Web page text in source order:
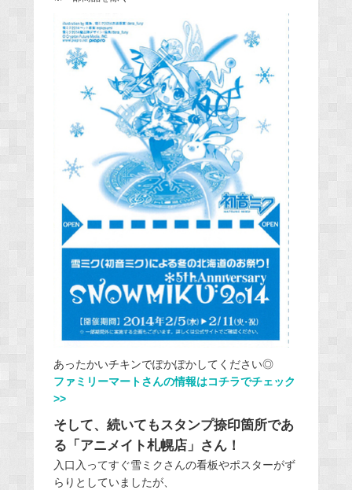
あったかいチキンでぽかぽかしてください◎
ファミリーマートさんの情報はコチラでチェック
>>
そして、続いてもスタンプ捺印箇所であ
る「アニメイト札幌店」さん！
入口入ってすぐ雪ミクさんの看板やポスターがず
らりとしていましたが、